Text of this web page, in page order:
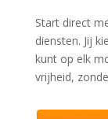
Start direct
diensten. Jij
kunt op elk
vrijheid,